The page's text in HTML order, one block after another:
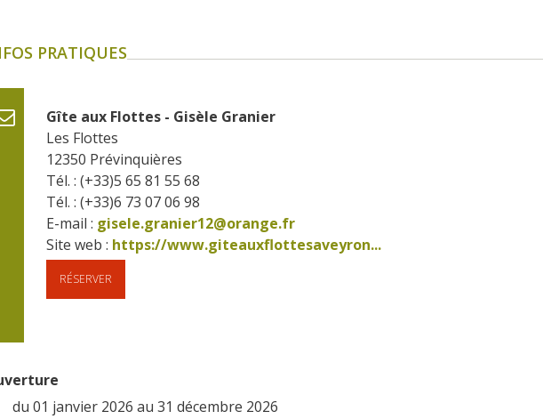
PRATIQUES
Gîte aux Flottes - Gisèle Granier
Les Flottes
12350 Prévinquières
Tél. : (+33)5 65 81 55 68
Tél. : (+33)6 73 07 06 98
E-mail : gisele.granier12@orange.fr
Site web : https://www.giteauxflottesaveyron...
RÉSERVER
du 01 janvier 2026 au 31 décembre 2026